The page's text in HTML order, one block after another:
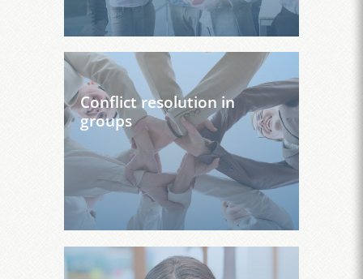
Conflict resolution in
groups